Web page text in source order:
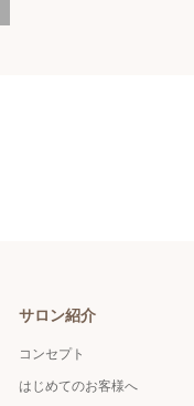
サロン紹介
コンセプト
はじめてのお客様へ